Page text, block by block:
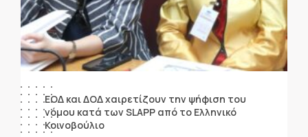
ΕΟΔ και ΔΟΔ χαιρετίζουν την ψήφιση του
νόμου κατά των SLAPP από το Ελληνικό
Κοινοβούλιο